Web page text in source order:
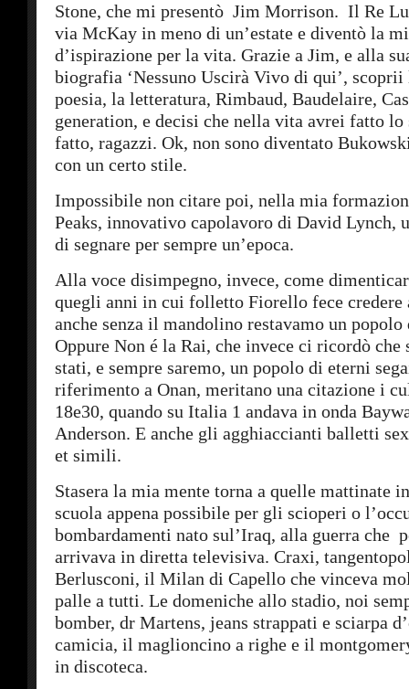
Stone, che mi presentò Jim Morrison. Il Re
via McKay in meno di un’estate e diventò la
d’ispirazione per la vita. Grazie a Jim, e alla
biografia ‘Nessuno Uscirà Vivo di qui’, scoprii
poesia, la letteratura, Rimbaud, Baudelaire,
generation, e decisi che nella vita avrei fatto lo
fatto, ragazzi. Ok, non sono diventato
con un certo stile.
Impossibile non citare poi, nella mia
Peaks, innovativo capolavoro di David Lynch,
di segnare per sempre un’epoca.
Alla voce disimpegno, invece, come
quegli anni in cui folletto Fiorello fece
anche senza il mandolino restavamo un
Oppure Non é la Rai, che invece ci ricordò che
stati, e sempre saremo, un popolo di eterni
riferimento a Onan, meritano una citazione i
18e30, quando su Italia 1 andava in onda
Anderson. E anche gli agghiaccianti balletti
et simili.
Stasera la mia mente torna a quelle mattinate
scuola appena possibile per gli scioperi o
bombardamenti nato sul’Iraq, alla guerra che
arrivava in diretta televisiva. Craxi,
Berlusconi, il Milan di Capello che vinceva
palle a tutti. Le domeniche allo stadio, noi
bomber, dr Martens, jeans strappati e sciarpa
camicia, il maglioncino a righe e il
in discoteca.